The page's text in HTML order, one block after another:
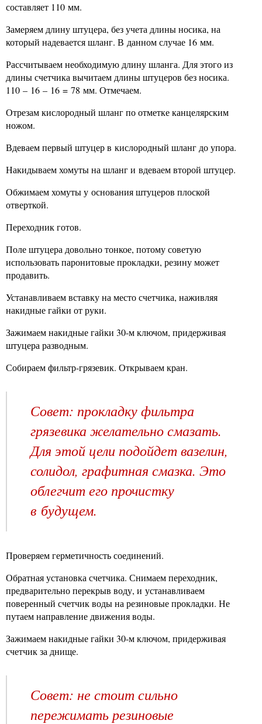
составляет 110 мм.
Замеряем длину штуцера, без учета длины носика, на
который надевается шланг. В данном случае 16 мм.
Рассчитываем необходимую длину шланга. Для этого из
длины счетчика вычитаем длины штуцеров без носика.
110 – 16 – 16 = 78 мм. Отмечаем.
Отрезам кислородный шланг по отметке канцелярским
ножом.
Вдеваем первый штуцер в кислородный шланг до упора.
Накидываем хомуты на шланг и вдеваем второй штуцер.
Обжимаем хомуты у основания штуцеров плоской
отверткой.
Переходник готов.
Поле штуцера довольно тонкое, потому советую
использовать паронитовые прокладки, резину может
продавить.
Устанавливаем вставку на место счетчика, наживляя
накидные гайки от руки.
Зажимаем накидные гайки 30-м ключом, придерживая
штуцера разводным.
Собираем фильтр-грязевик. Открываем кран.
Совет: прокладку фильтра
грязевика желательно смазать.
Для этой цели подойдет вазелин,
солидол, графитная смазка. Это
облегчит его прочистку
в будущем.
Проверяем герметичность соединений.
Обратная установка счетчика. Снимаем переходник,
предварительно перекрыв воду, и устанавливаем
поверенный счетчик воды на резиновые прокладки. Не
путаем направление движения воды.
Зажимаем накидные гайки 30-м ключом, придерживая
счетчик за днище.
Совет: не стоит сильно
пережимать резиновые